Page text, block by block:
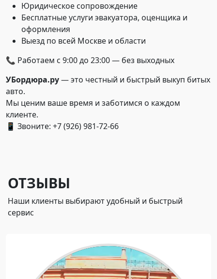
Юридическое сопровождение
Бесплатные услуги эвакуатора, оценщика и
оформления
Выезд по всей Москве и области
📞 Работаем с 9:00 до 23:00 — без выходных
УБордюра.ру— это честный и быстрый выкуп битых
авто.
Мы ценим ваше время и заботимся о каждом
клиенте.
📱 Звоните: +7 (926) 981-72-66
ОТЗЫВЫ
Наши клиенты выбирают удобный и быстрый
сервис